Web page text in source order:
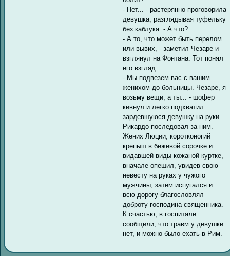
- Нет... - растерянно проговорила
девушка, разглядывая туфельку
без каблука. - А что?
- А то, что может быть перелом
или вывих, - заметил Чезаре и
взглянул на Фонтана. Тот понял
его взгляд.
- Мы подвезем вас с вашим
женихом до больницы. Чезаре, я
возьму вещи, а ты... - шофер
кивнул и легко подхватил
зардевшуюся девушку на руки.
Рикардо последовал за ним.
Жених Люции, коротконогий
крепыш в бежевой сорочке и
видавшей виды кожаной куртке,
вначале опешил, увидев свою
невесту на руках у чужого
мужчины, затем испугался и
всю дорогу благословлял
доброту господина священника.
К счастью, в госпитале
сообщили, что травм у девушки
нет, и можно было ехать в Рим.